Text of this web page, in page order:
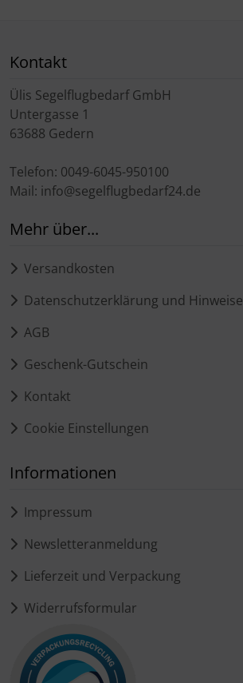
Kontakt
Ülis Segelflugbedarf GmbH
Untergasse 1
63688 Gedern
Telefon: 0049-6045-950100
Mail: info@segelflugbedarf24.de
Mehr über...
Versandkosten
Datenschutzerklärung und Hinweise
AGB
Geschenk-Gutschein
Kontakt
Cookie Einstellungen
Informationen
Impressum
Newsletteranmeldung
Lieferzeit und Verpackung
Widerrufsformular